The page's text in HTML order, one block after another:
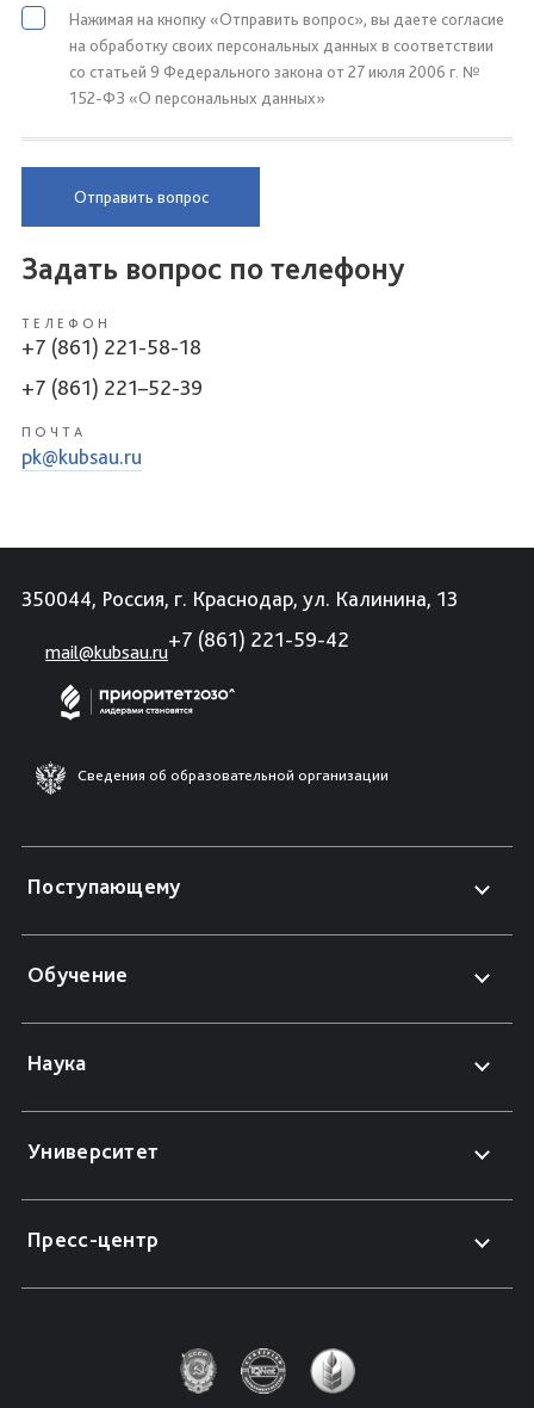
Нажимая на кнопку «Отправить вопрос», вы даете согласие
на обработку своих персональных данных в соответствии
со статьей 9 Федерального закона от 27 июля 2006 г. №
152-ФЗ «О персональных данных»
Отправить вопрос
Задать вопрос по телефону
ТЕЛЕФОН
+7 (861) 221-58-18
+7 (861) 221–52-39
ПОЧТА
pk@kubsau.ru
350044, Россия, г. Краснодар, ул. Калинина, 13
mail@kubsau.ru
+7 (861) 221-59-42
Сведения об образовательной организации
Поступающему
Обучение
Наука
Университет
Пресс-центр